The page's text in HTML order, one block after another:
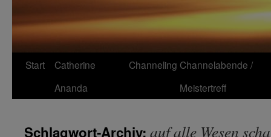
Start
Catherine
Ananda
Channeling Channelabende /
Meistertreff
Schlagwort-Archiv: auf alle Wesen